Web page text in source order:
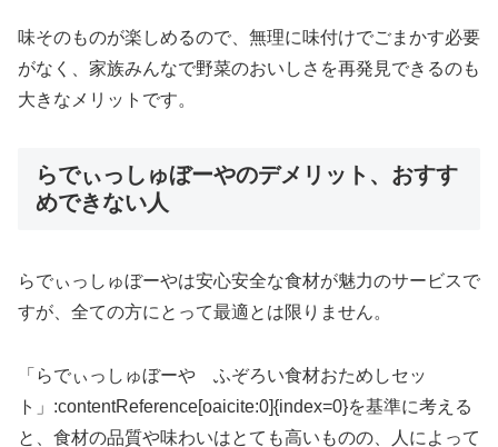
味そのものが楽しめるので、無理に味付けでごまかす必要
がなく、家族みんなで野菜のおいしさを再発見できるのも
大きなメリットです。
らでぃっしゅぼーやのデメリット、おすす
めできない人
らでぃっしゅぼーやは安心安全な食材が魅力のサービスで
すが、全ての方にとって最適とは限りません。
「らでぃっしゅぼーや ふぞろい食材おためしセッ
ト」:contentReference[oaicite:0]{index=0}を基準に考える
と、食材の品質や味わいはとても高いものの、人によって